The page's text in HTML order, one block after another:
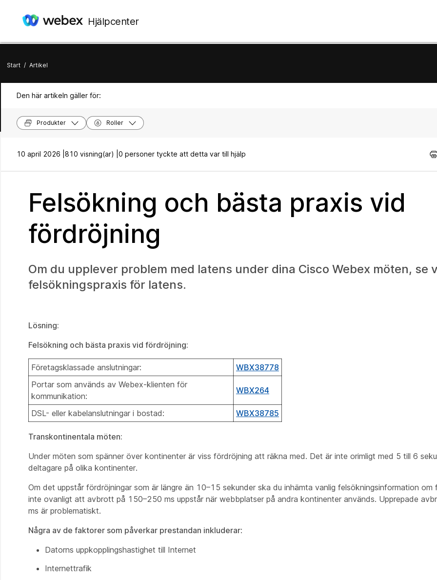
Hjälpcenter
Start / Artikel
Den här artikeln gäller för:
Produkter Roller
10 april 2026 | 810 visning(ar) | 0 personer tyckte att detta var till hjälp
Felsökning och bästa praxis vid
fördröjning
Om du upplever problem med latens under dina Cisco Webex möten, se
felsökningspraxis för latens.
Lösning:
Felsökning och bästa praxis vid fördröjning:
Företagsklassade anslutningar:
WBX38778
Portar som används av Webex-klienten för
kommunikation:
WBX264
DSL- eller kabelanslutningar i bostad: WBX38785
Transkontinentala möten:
Under möten som spänner över kontinenter är viss fördröjning att räkna med. Det är inte orimligt med 5 till 6
deltagare på olika kontinenter.
Om det uppstår fördröjningar som är längre än 10–15 sekunder ska du inhämta vanlig felsökningsinformation om
inte ovanligt att avbrott på 150–250 ms uppstår när webbplatser på andra kontinenter används. Upprepade
ms är problematiskt.
Några av de faktorer som påverkar prestandan inkluderar:
Datorns uppkopplingshastighet till Internet
Internettrafik